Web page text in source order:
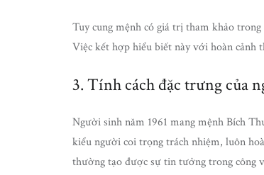
Tuy cung mệnh có giá trị tham khảo
Việc kết hợp hiểu biết này với hoàn cảnh
3. Tính cách đặc trưng của
Người sinh năm 1961 mang mệnh Bích
kiểu người coi trọng trách nhiệm, luôn
thường tạo được sự tin tưởng trong công